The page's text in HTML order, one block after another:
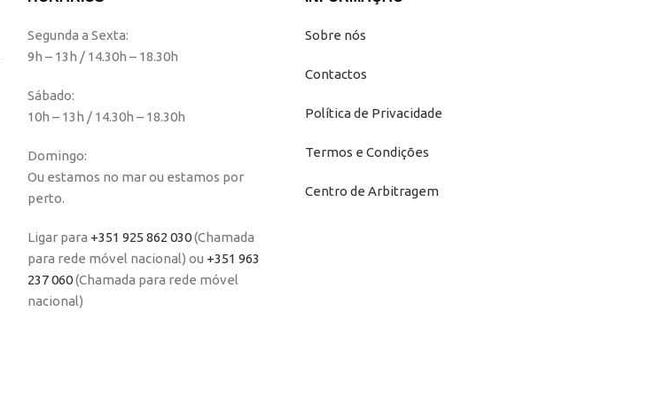
Segunda a Sexta:
9h – 13h / 14.30h – 18.30h
Sábado:
10h – 13h / 14.30h – 18.30h
Domingo:
Ou estamos no mar ou estamos por
perto.
Ligar para +351 925 862 030(Chamada
para rede móvel nacional) ou +351 963
237 060(Chamada para rede móvel
nacional)
Sobre nós
Contactos
Política de Privacidade
Termos e Condições
Centro de Arbitragem